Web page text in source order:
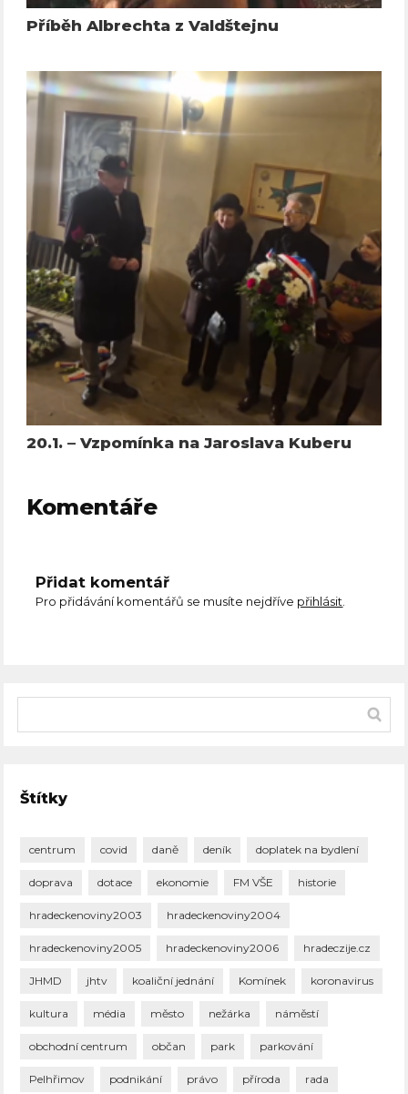
Příběh Albrechta z Valdštejnu
20.1. – Vzpomínka na Jaroslava Kuberu
Komentáře
Přidat komentář
Pro přidávání komentářů se musíte nejdříve přihlásit.
Štítky
centrum covid daně deník doplatek na bydlení
doprava dotace ekonomie FM VŠE historie
hradeckenoviny2003 hradeckenoviny2004
hradeckenoviny2005 hradeckenoviny2006 hradeczije.cz
JHMD jhtv koaliční jednání Komínek koronavirus
kultura média město nežárka náměstí
obchodní centrum občan park parkování
Pelhřimov podnikání právo příroda rada